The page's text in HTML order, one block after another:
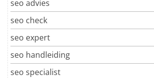
seo advies
seo check
seo expert
seo handleiding
seo specialist